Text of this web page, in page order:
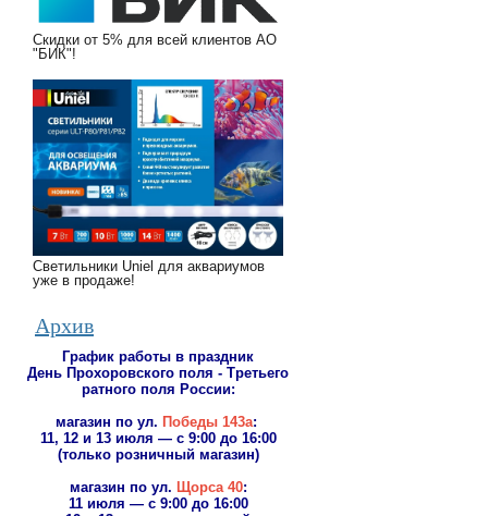
Скидки от 5% для всей клиентов АО
"БИК"!
Светильники Uniel для аквариумов
уже в продаже!
Архив
График работы в праздник
День Прохоровского поля - Третьего
ратного поля России:
магазин по ул. Победы 143а:
11, 12 и 13 июля — с 9:00 до 16:00
(только розничный магазин)
магазин по ул. Щорса 40:
11 июля — с 9:00 до 16:00